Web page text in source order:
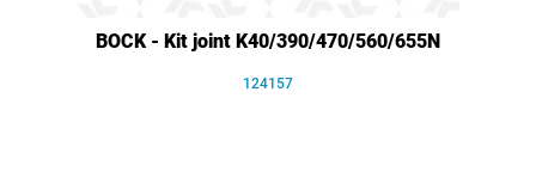
BOCK - Kit joint K40/390/470/560/655N
124157